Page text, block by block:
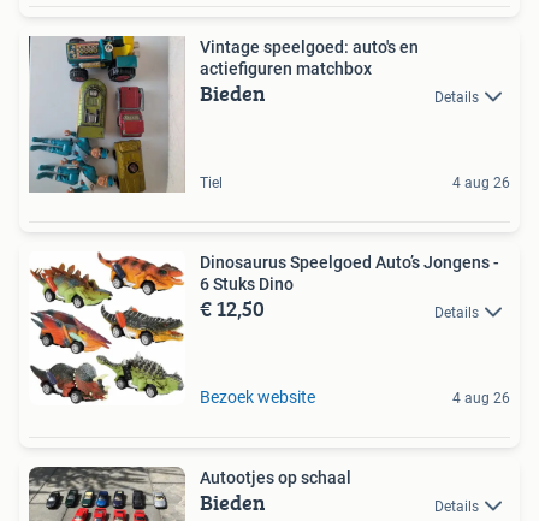
Vintage speelgoed: auto's en
actiefiguren matchbox
Bieden Details
Tiel 4 aug 26
Dinosaurus Speelgoed Auto’s Jongens -
6 Stuks Dino
€ 12,50 Details
Bezoek website 4 aug 26
Autootjes op schaal
Bieden Details